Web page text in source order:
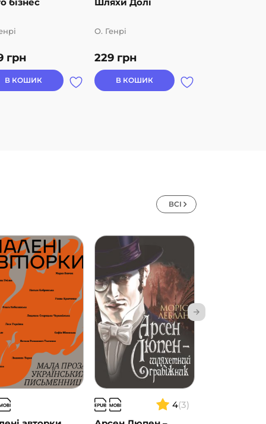
грн
В КОШИК
229 грн
О. Генрі
В КОШИК
ВСІ
4(3)